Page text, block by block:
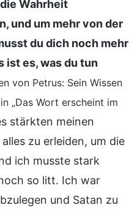
Wahrheit
und um mehr von der
du dich noch mehr
ist es, was du tun
von Petrus: Sein Wissen
„Das Wort erscheint im
stärkten meinen
zu erleiden, um die
ich musste stark
so litt. Ich war
und Satan zu